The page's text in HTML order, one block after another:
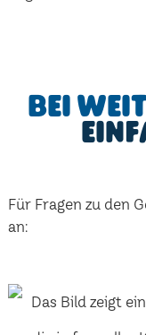
Bei
Für Fragen zu den
an: